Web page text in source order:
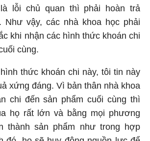
lỗi chủ quan thì phải hoàn trả
Như vậy, các nhà khoa học phải
khi nhận các hình thức khoán chi
cùng.
thức khoán chi này, tôi tin này
xứng đáng. Vì bản thân nhà khoa
chi đến sản phẩm cuối cùng thì
họ rất lớn và bằng mọi phương
thành sản phẩm như trong hợp